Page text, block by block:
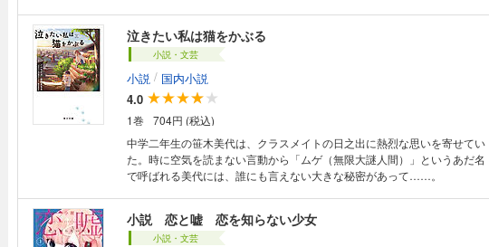
春ストーリー！】 中２のあたしは同級生の日之出に恋してる。 毎日アタ
ックしてはフラれているんだけど、おかげでついたあだ名はムゲ（無限大
謎人間）。 学校では男子に嫌がらせされ、家に帰ればお父さんの婚約者が
いて、居場所なんてどこにもない。 でも、あたしにはとっておきの秘密が
あった。白い子猫に変身できるのだ。 毎晩あたしは猫になり、日之出のも
とに通うけど、ある日を境に人間に戻れなくなり…。 これは本当の自分を
みつける物語。 ● 「世界が消えたみたいだ……」 「たしかに」 「嫌なこ
ととかあるけど、 世界がなくなったらこまるよな」 「へぇ、日之出って
ロマンチストなんだね」 日之出のほおに、あたしはそっと唇をふれた。
――子猫のあたしの唇を。 【絶対泣ける胸キュン・ストーリー】 ※本書
は、2020年5月に小社より刊行した『泣きたい私は猫をかぶる』（角川文
庫）を底本とし、むずかしい表現を児童向けに加筆修正し、すべての漢字
に読み仮名をふり、新たに挿絵を掲載し、書籍化したものです。 【小学中
泣きたい私は猫をかぶる
小説・文芸
小説 / 国内小説
4.0
1巻
704円 (税込)
中学二年生の笹木美代は、クラスメイトの日之出に熱烈な思いを寄せてい
た。時に空気を読まない言動から「ムゲ（無限大謎人間）」というあだ名
で呼ばれる美代には、誰にも言えない大きな秘密があって……。
小説 恋と嘘 恋を知らない少女
小説・文芸